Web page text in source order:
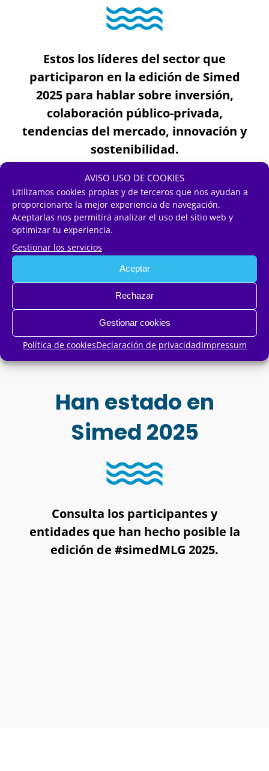
AVISO USO DE COOKIES
Utilizamos cookies propias y de terceros que nos ayudan a
proporcionarte la mejor experiencia de navegación.
Aceptarlas nos permitirá analizar el uso del sitio web y
optimizar tu experiencia.
Gestionar los servicios
Aceptar
Rechazar
Gestionar cookies
Política de cookiesDeclaración de privacidadImpressum
Estos los líderes del sector que
participaron en la edición de Simed
2025 para hablar sobre inversión,
colaboración público-privada,
tendencias del mercado, innovación y
sostenibilidad.
Han estado en
Simed 2025
Consulta los participantes y
entidades que han hecho posible la
edición de #simedMLG 2025.